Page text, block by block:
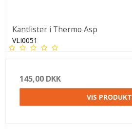
Kantlister i Thermo Asp
VLI0051
145,00 DKK
VIS PRODUKT